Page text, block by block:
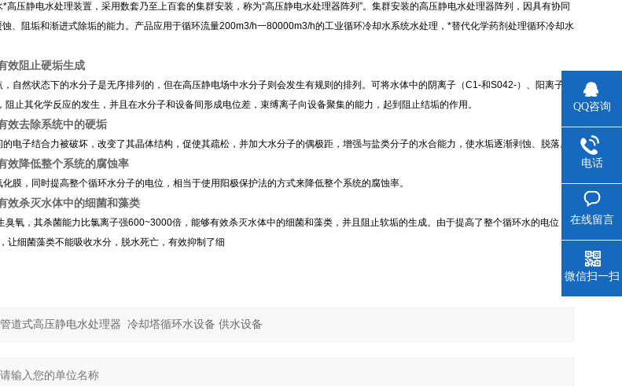
压静电水处理装置，采用数套乃至上百套的集群安装，称为“高压静电水处理器阵列”。集群安装的高压静电水处理器阵列，因具有协同
、阻垢和渐进式除垢的能力。产品应用于循环流量200m3/h一80000m3/h的工业循环冷却水系统水处理，*替代化学药剂处理循环冷却水
效阻止硬垢生成
自然状态下的水分子是无序排列的，但在高压静电场中水分子则会发生有规则的排列。可将水体中的阴离子（C1-和S042-）、阳离子
阻止其化学反应的发生，并且在水分子和设备间形成电位差，束缚离子向设备聚集的能力，起到阻止结垢的作用。
效去除系统中的硬垢
电子结合力被破坏，改变了其晶体结构，促使其疏松，并加大水分子的偶极距，增强与盐类分子的水合能力，使水垢逐渐剥蚀、脱落。
效降低整个系统的腐蚀率
膜，同时提高整个循环水分子的电位，相当于使用阳极保护法的方式来降低整个系统的腐蚀率。
效杀灭水体中的细菌和藻类
氧，其杀菌能力比氯离子强600~3000倍，能够有效杀灭水体中的细菌和藻类，并且阻止软垢的生成。由于提高了整个循环水的电位，
让细菌藻类不能吸收水分，脱水死亡，有效抑制了细
QQ咨询
电话
在线留言
微信扫一扫